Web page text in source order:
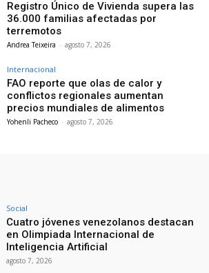
Registro Único de Vivienda supera las
36.000 familias afectadas por
terremotos
Andrea Teixeira - agosto 7, 2026
Internacional
FAO reporte que olas de calor y
conflictos regionales aumentan
precios mundiales de alimentos
Yohenli Pacheco - agosto 7, 2026
Social
Cuatro jóvenes venezolanos destacan
en Olimpiada Internacional de
Inteligencia Artificial
agosto 7, 2026